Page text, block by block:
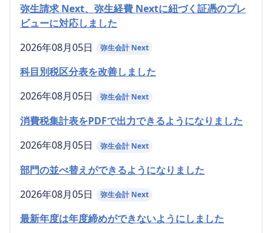
弥生請求 Next、弥生経費 Nextに紐づく証憑のプレ
ビューに対応しました
2026年08月05日
弥生会計 Next
科目別税区分表を改善しました
2026年08月05日
弥生会計 Next
消費税集計表をPDFで出力できるようになりました
2026年08月05日
弥生会計 Next
部門の並べ替えができるようになりました
2026年08月05日
弥生会計 Next
最新年度は年度締めができないようにしました